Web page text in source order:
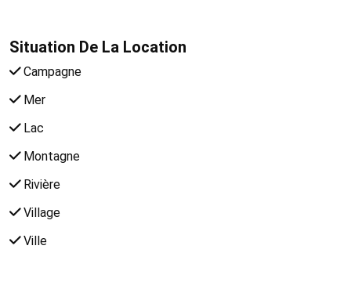
Situation De La Location
Campagne
Mer
Lac
Montagne
Rivière
Village
Ville